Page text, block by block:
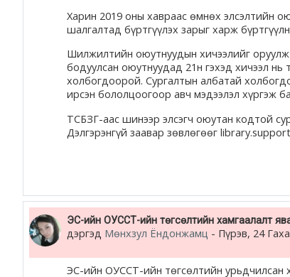
Харин 2019 оны хавраас өмнөх элсэлтийн
шалгалтад бүртгүүлэх зарыг харж
Шилжилтийн оюутнуудын хичээлийг оруулж
бодуулсан оюутнуудад 21н гэхэд хичээл
холбогдоорой. Сургалтын албатай
ирсэн бололцоогоор авч мэдээлэл хүргэж
ТСБЗГ-аас шинээр элсэгч оюутан кодтой
Дэлгэрэнгүй заавар зөвлөгөөг
ЭС-ийн ОУССТ-ийн төгсөлтийн хамгаалалт
дэргэд Мөнхзул Ёндонжамц - Пүрэв, 24
ЭС-ийн ОУССТ-ийн төгсөлтийн урьдчилсан